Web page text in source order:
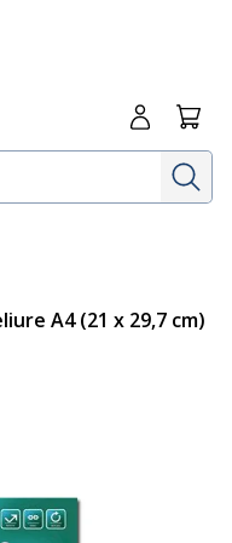
Me
A4 (21 x 29,7 cm)
: